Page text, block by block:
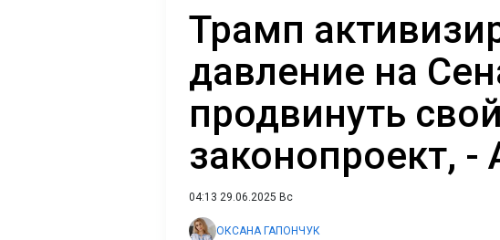
Трамп
давление на
продвинуть свой
законопроект, -
04:13 29.06.2025 Вс
ОКСАНА ГАПОНЧУК